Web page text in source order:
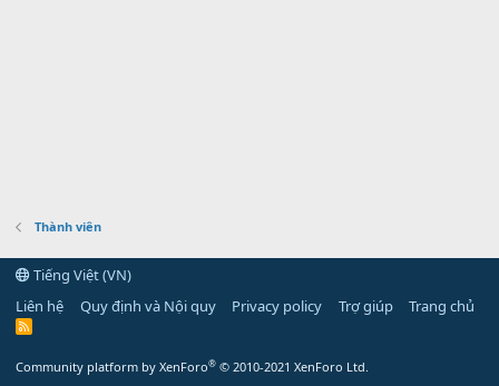
Thành viên
Tiếng Việt (VN)
Liên hệ
Quy định và Nội quy Privacy policy Trợ giúp Trang chủ
R
Community platform by XenForo® © 2010-2021 XenForo Ltd.